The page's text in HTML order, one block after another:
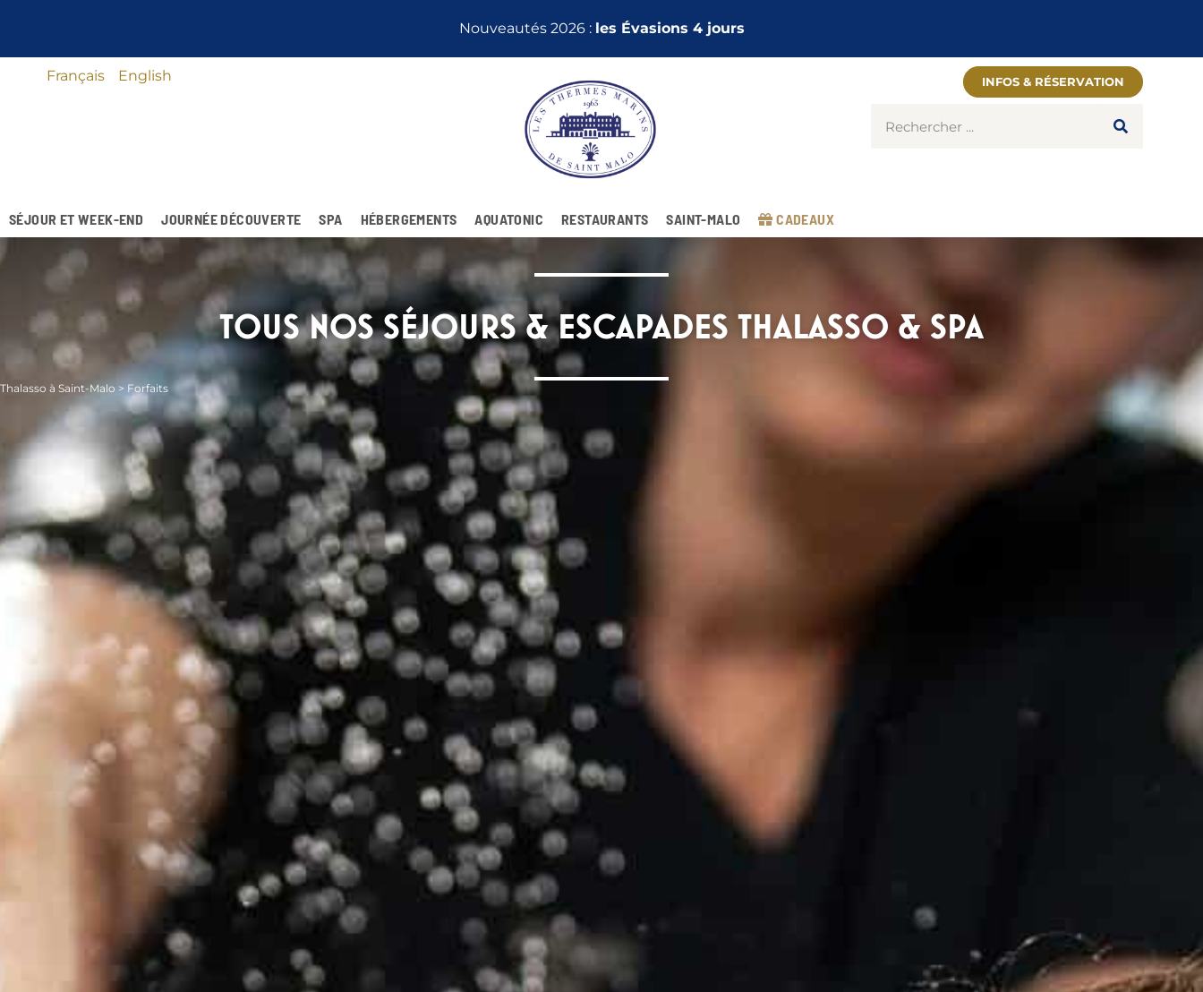
Nouveautés 2026 : les Évasions 4 jours
Français English INFOS & RÉSERVATION
SÉJOUR ET WEEK-END JOURNÉE DÉCOUVERTE SPA HÉBERGEMENTS AQUATONIC RESTAURANTS SAINT-MALO CADEAUX
TOUS NOS SÉJOURS & ESCAPADES THALASSO & SPA
Thalasso à Saint-Malo > Forfaits